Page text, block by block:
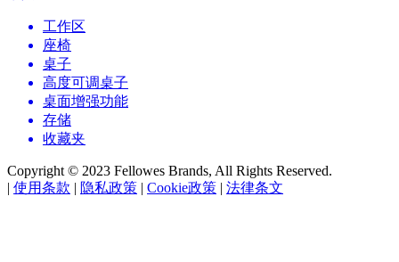
工作区
座椅
桌子
高度可调桌子
桌面增强功能
存储
收藏夹
Copyright © 2023 Fellowes Brands, All Rights Reserved.
| 使用条款 | 隐私政策 | Cookie政策 | 法律条文